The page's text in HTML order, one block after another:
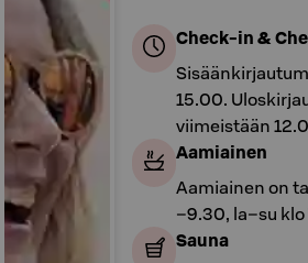
Check-in &
15.00.
viimeistään
Aamiainen
Aamiainen on
–9.30, la–su klo
Sauna